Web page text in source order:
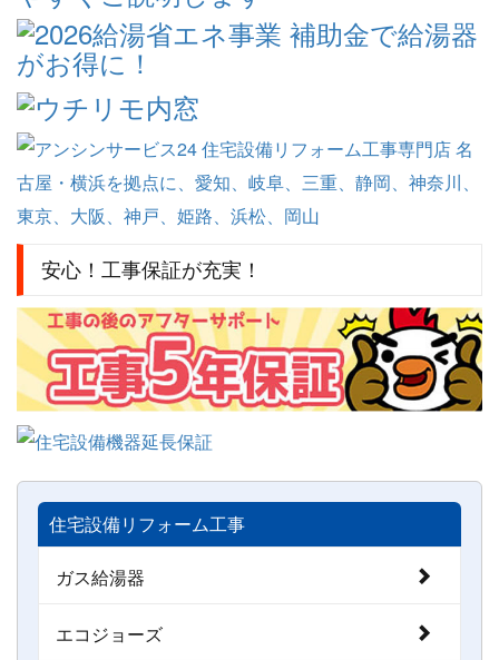
安心！工事保証が充実！
住宅設備リフォーム工事
ガス給湯器
エコジョーズ